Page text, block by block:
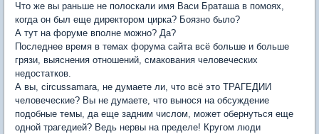
Что же вы раньше не полоскали имя Васи Браташа в помоях,
когда он был еще директором цирка? Боязно было?
А тут на форуме вполне можно? Да?
Последнее время в темах форума сайта всё больше и больше
грязи, выяснения отношений, смакования человеческих
недостатков.
А вы, circussamara, не думаете ли, что всё это ТРАГЕДИИ
человеческие? Вы не думаете, что вынося на обсуждение
подобные темы, да еще задним числом, может обернуться еще
одной трагедией? Ведь нервы на пределе! Кругом люди